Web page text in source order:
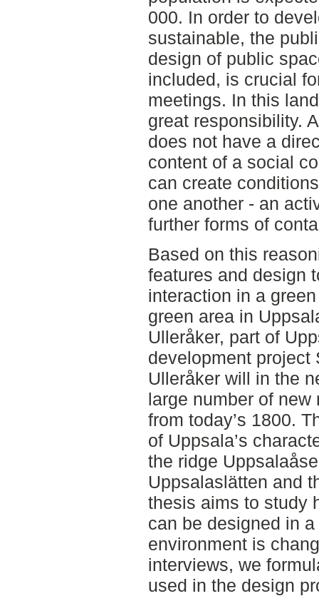
000. In order to
sustainable, the
design of public
included, is crucial
meetings. In this
great responsibility.
does not have a
content of a social
can create
one another - an
further forms of
Based on this
features and design
interaction in a
green area in
Ulleråker, part of
development project
Ulleråker will in the
large number of
from today’s 1800.
of Uppsala’s
the ridge
Uppsalaslätten and
thesis aims to study
can be designed in
environment is
interviews, we
used in the design